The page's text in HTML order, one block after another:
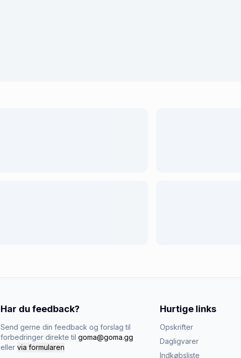
Har du feedback?
Send gerne din feedback og forslag til
forbedringer direkte til goma@goma.gg
eller via formularen
Hurtige links
Opskrifter
Dagligvarer
Indkøbsliste